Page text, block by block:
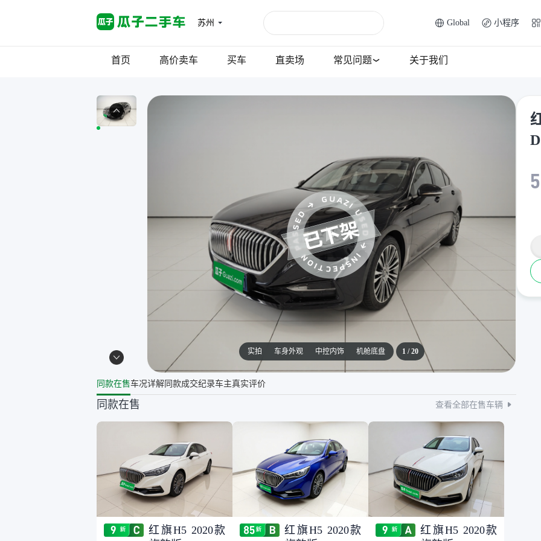
苏州 Global 小程序
首页 高价卖车 买车 直卖场 常见问题 关于我们
实拍 车身外观 中控内饰 机舱底盘 1/20
同款在售车况详解同款成交纪录车主真实评价
同款在售 查看全部在售车辆
红旗H5 2020款
红旗H5 2020款
红旗H5 2020款